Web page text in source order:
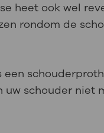
heet ook wel
rondom de
schouder niet